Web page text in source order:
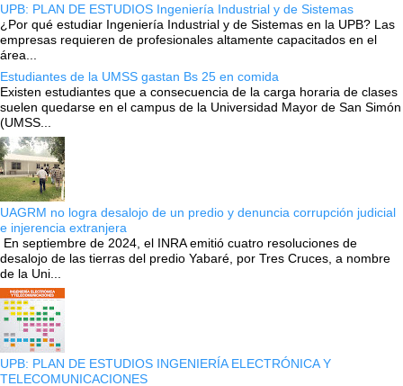
UPB: PLAN DE ESTUDIOS Ingeniería Industrial y de Sistemas
¿Por qué estudiar Ingeniería Industrial y de Sistemas en la UPB? Las
empresas requieren de profesionales altamente capacitados en el
área...
Estudiantes de la UMSS gastan Bs 25 en comida
Existen estudiantes que a consecuencia de la carga horaria de clases
suelen quedarse en el campus de la Universidad Mayor de San Simón
(UMSS...
UAGRM no logra desalojo de un predio y denuncia corrupción judicial
e injerencia extranjera
En septiembre de 2024, el INRA emitió cuatro resoluciones de
desalojo de las tierras del predio Yabaré, por Tres Cruces, a nombre
de la Uni...
UPB: PLAN DE ESTUDIOS INGENIERÍA ELECTRÓNICA Y
TELECOMUNICACIONES